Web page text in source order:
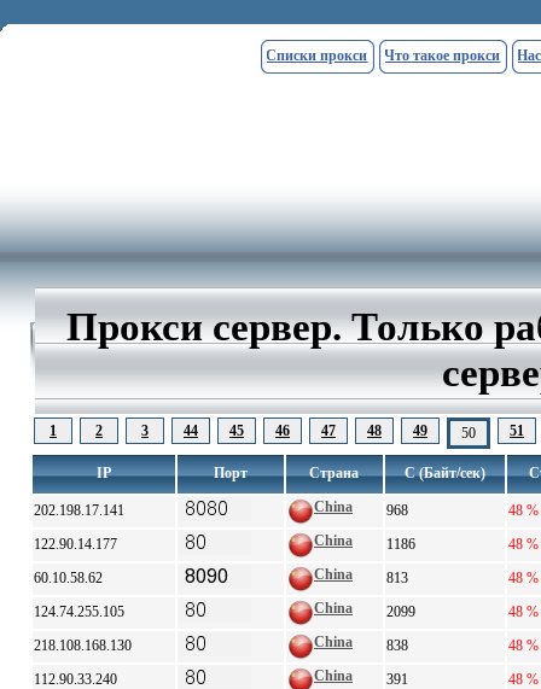
Списки прокси Что такое прокси
Прокси сервер. Только
1 2 3 44 45 46 47 48 49 50 51
IP Порт Страна С (Байт/сек)
202.198.17.141 China 968
48 %
122.90.14.177
China 1186
48 %
60.10.58.62
China 813
48 %
124.74.255.105
China 2099
48 %
218.108.168.130
China 838
48 %
112.90.33.240
China 391
48 %